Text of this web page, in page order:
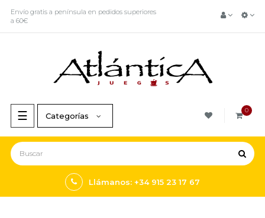
Envío gratis a península en pedidos superiores
a 60€
Navegación
de
palanca
☰ 0
Categorías
Llámanos: +34 915 23 17 67